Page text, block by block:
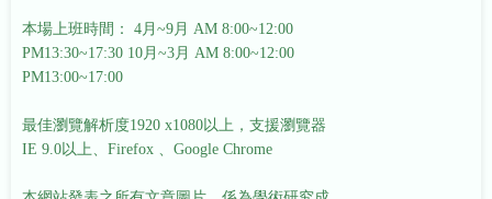
本場上班時間： 4月~9月 AM 8:00~12:00
PM13:30~17:30 10月~3月 AM 8:00~12:00
PM13:00~17:00
最佳瀏覽解析度1920 x1080以上，支援瀏覽器
IE 9.0以上、Firefox 、Google Chrome